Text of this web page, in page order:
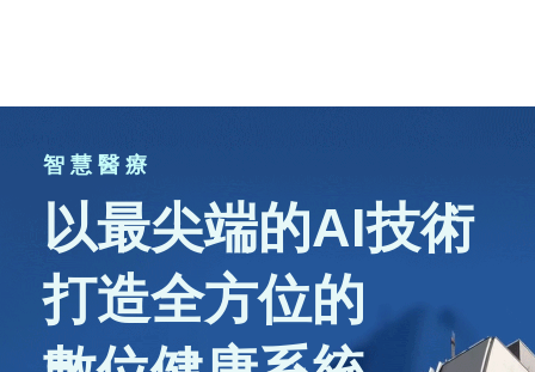
智 慧 醫 療
以最尖端的AI技術
打造全方位的